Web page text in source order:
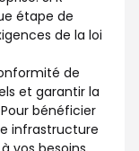
étape de
de la loi
de
et garantir la
bénéficier
infrastructure